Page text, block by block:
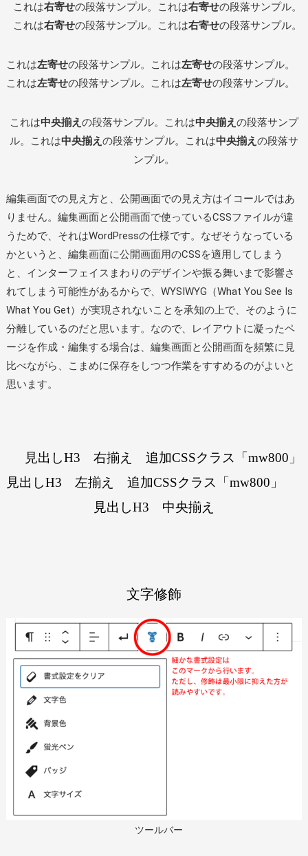
これは右寄せの段落サンプル。これは右寄せの段落サンプル。
これは右寄せの段落サンプル。これは右寄せの段落サンプル。
これは左寄せの段落サンプル。これは左寄せの段落サンプル。
これは左寄せの段落サンプル。これは左寄せの段落サンプル。
これは中央揃え の段落サンプル。これは中央揃え の段落サンプ
ル。これは中央揃え の段落サンプル。これは中央揃え の段落サ
ンプル。
編集画面での見え方と、公開画面での見え方はイコールではあ
りません。編集画面と公開画面で使っているCSSファイルが違
うためで、それはWordPressの仕様です。なぜそうなっている
かというと、編集画面に公開画面用のCSSを適用してしまう
と、インターフェイスまわりのデザインや振る舞いまで影響さ
れてしまう可能性があるからで、WYSIWYG（What You See Is
What You Get）が実現されないことを承知の上で、そのように
分離しているのだと思います。なので、レイアウトに凝ったペ
ージを作成・編集する場合は、編集画面と公開画面を頻繁に見
比べながら、こまめに保存をしつつ作業をすすめるのがよいと
思います。
見出しH3 右揃え 追加CSSクラス「mw800」
見出しH3 左揃え 追加CSSクラス「mw800」
見出しH3 中央揃え
文字修飾
ツールバー